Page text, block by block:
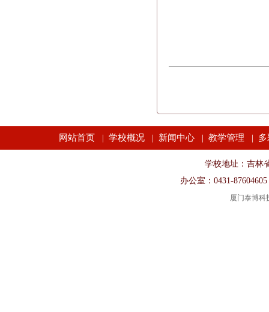
网站首页 学校概况 新闻中心 教学管理
学校地址：吉林
办公室：0431-
厦门泰博科